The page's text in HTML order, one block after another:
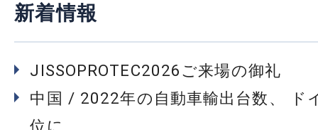
新着情報
JISSOPROTEC2026ご来場の御礼
中国 / 2022年の自動車輸出台数、 ド
位に